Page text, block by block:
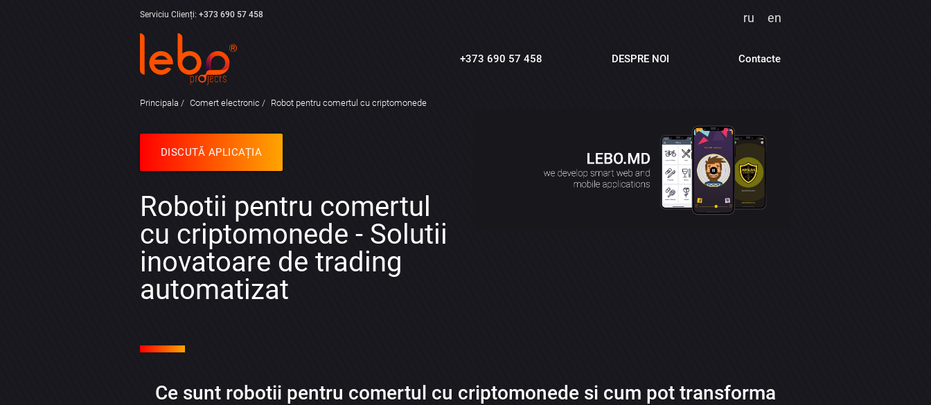
Serviciu Clienți: +373 690 57 458 ru en
+373 690 57 458 DESPRE NOI Contacte
Principala Comert electronic Robot pentru comertul cu criptomonede
DISCUTĂ APLICAȚIA
Robotii pentru comertul
cu criptomonede - Solutii
inovatoare de trading
automatizat
Ce sunt robotii pentru comertul cu criptomonede si cum pot transforma